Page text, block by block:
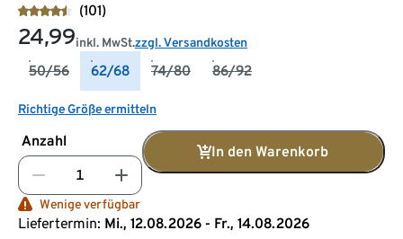
(101)
24,99inkl. MwSt.zzgl. Versandkosten
50/56 62/68 74/80 86/92
Richtige Größe ermitteln
Anzahl
In den Warenkorb
Wenige verfügbar
Liefertermin: Mi., 12.08.2026 - Fr., 14.08.2026